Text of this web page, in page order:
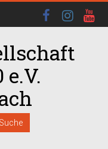
e.V.